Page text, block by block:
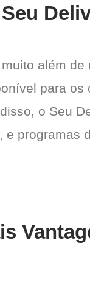
além
para
o Seu
e programas